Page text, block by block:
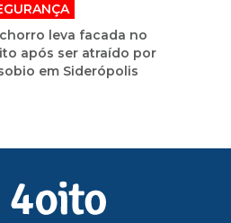
leva facada no
após ser atraído por
em Siderópolis